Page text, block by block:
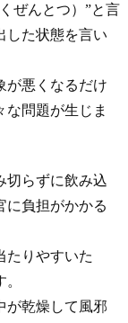
ぜんとつ）”と言
した状態を言い
が悪くなるだけ
な問題が生じま
切らずに飲み込
に負担がかかる
たりやすいた
が乾燥して風邪